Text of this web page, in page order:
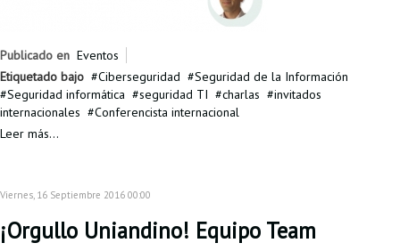
Publicado en Eventos
Etiquetado bajo
Ciberseguridad
Seguridad de la Información
Seguridad informática
seguridad TI charlas
invitados
internacionales
Conferencista internacional
Leer más...
Viernes, 16 Septiembre 2016 00:00
¡Orgullo Uniandino! Equipo Team